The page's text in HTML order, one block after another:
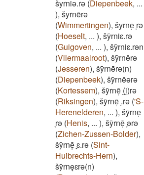
šyrniǝ.rǝ (Diepenbeek, ...
), šyrnērǝ
(Wimmertingen), šyrnē̜ ̞rǝ
(Hoeselt, ... ), šȳrniɛ.rǝ
(Guigoven, ... ), šȳrniɛ.rǝn
(Vliermaalroot), šȳrnērǝ
(Jesseren), šȳrnērǝ(n)
(Diepenbeek), šȳrnēǝrǝ
(Kortessem), šȳrnē̜ ̞(i̯)rǝ
(Riksingen), šȳrnē̜ ̞.rǝ ('S-
Herenelderen, ... ), šȳrnē̜
̞rǝ (Henis, ... ), šȳrnē̜ ̞ǝrǝ
(Zichen-Zussen-Bolder),
šȳrnē̜ ̞ɛ.rǝ (Sint-
Huibrechts-Hern),
šȳrnęɛrǝ(n)